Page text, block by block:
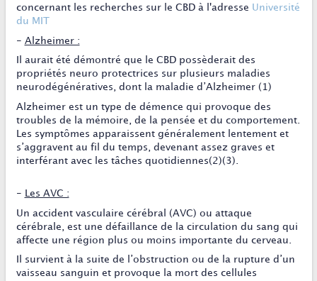
concernant les recherches sur le CBD à l'adresse Université
du MIT
- Alzheimer :
Il aurait été démontré que le CBD possèderait des
propriétés neuro protectrices sur plusieurs maladies
neurodégénératives, dont la maladie d’Alzheimer (1)
Alzheimer est un type de démence qui provoque des
troubles de la mémoire, de la pensée et du comportement.
Les symptômes apparaissent généralement lentement et
s’aggravent au fil du temps, devenant assez graves et
interférant avec les tâches quotidiennes(2)(3).
- Les AVC :
Un accident vasculaire cérébral (AVC) ou attaque
cérébrale, est une défaillance de la circulation du sang qui
affecte une région plus ou moins importante du cerveau.
Il survient à la suite de l’obstruction ou de la rupture d’un
vaisseau sanguin et provoque la mort des cellules